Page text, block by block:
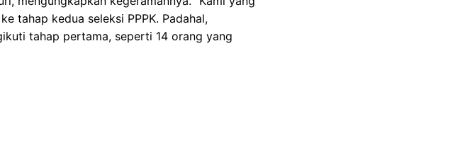
tahap kedua seleksi PPPK. Padahal,
tahap pertama, seperti 14 orang yang